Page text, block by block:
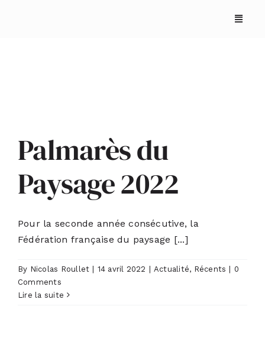
Palmarès du
Paysage 2022
Pour la seconde année consécutive, la
Fédération française du paysage [...]
By Nicolas Roullet | 14 avril 2022 | Actualité, Récents | 0
Comments
Lire la suite
ACTUALITÉS